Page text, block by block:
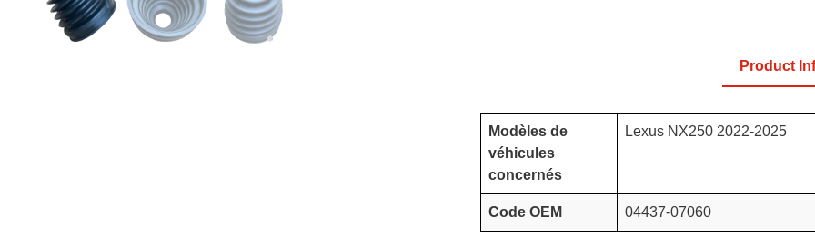
Product
Modèles de
véhicules
concernés
Lexus NX250 2022-2025
Code OEM 04437-07060